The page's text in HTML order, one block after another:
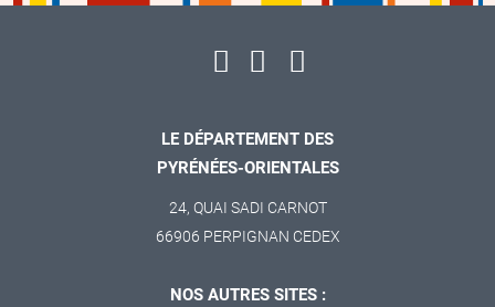
LE DÉPARTEMENT DES
PYRÉNÉES-ORIENTALES
24, QUAI SADI CARNOT
66906 PERPIGNAN CEDEX
NOS AUTRES SITES :